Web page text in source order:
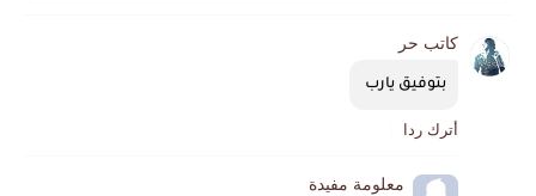
كاتب حر
بتوفيق يارب
أترك ردا
معلومة مفيدة